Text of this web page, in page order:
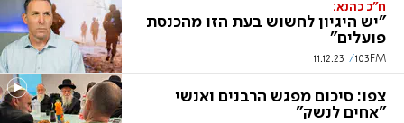
ח"כ כהנא:
"יש היגיון לחשוש בעת הזו מהכנסת
פועלים"
103FM
11.12.23
צפו: סיכום מפגש הרבנים ואנשי
"אחים לנשק"